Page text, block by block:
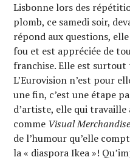
Lisbonne lors des
plomb, ce samedi soir,
répond aux questions,
fou et est appréciée de
franchise. Elle est
L’Eurovision n’est pour
une fin, c’est une étape
d’artiste, elle qui travaille
comme Visual
de l’humour qu’elle
la « diaspora Ikea »!